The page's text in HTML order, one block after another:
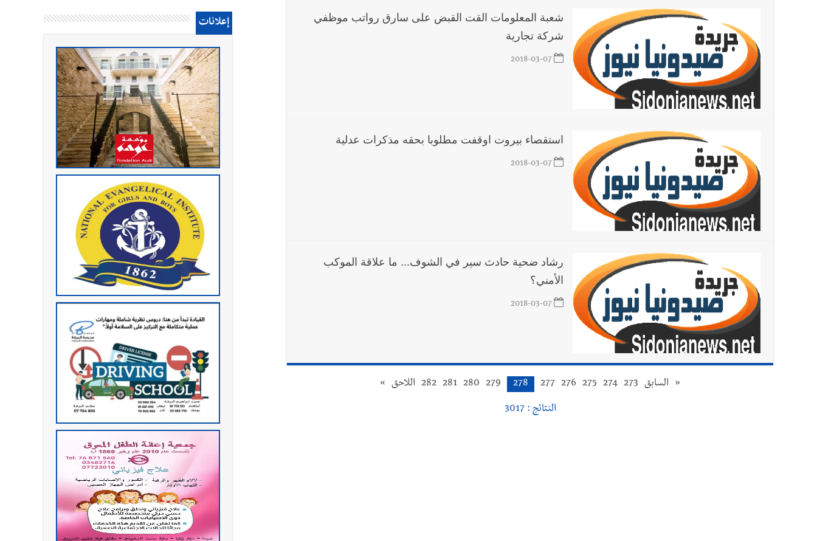
شعبة المعلومات القت القبض على سارق رواتب موظفي
شركة تجارية
2018-03-07
استقصاء بيروت اوقفت مطلوبا بحقه مذكرات عدلية
2018-03-07
رشاد ضحية حادث سير في الشوف... ما علاقة الموكب
الأمني؟
2018-03-07
« السابق 273
274
275
276
277
278
279
280
281
282 اللاحق »
النتائج : 3017
إعلانات